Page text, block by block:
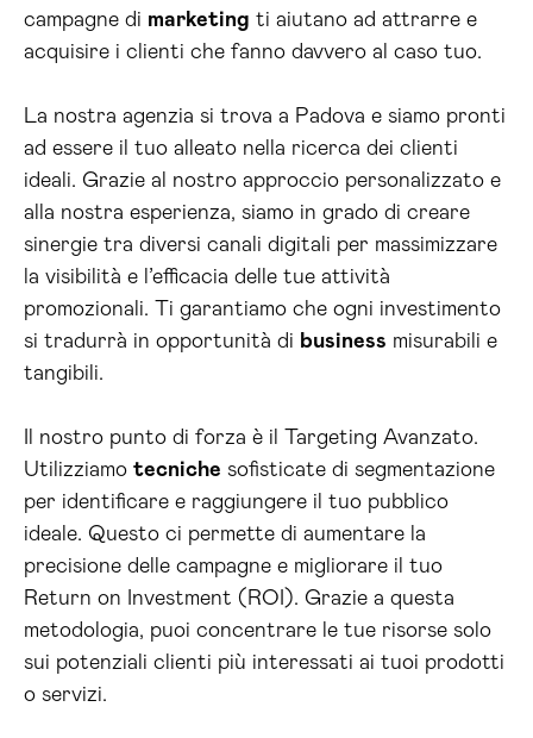
campagne di marketing ti aiutano ad attrarre e
acquisire i clienti che fanno davvero al caso tuo.
La nostra agenzia si trova a Padova e siamo pronti
ad essere il tuo alleato nella ricerca dei clienti
ideali. Grazie al nostro approccio personalizzato e
alla nostra esperienza, siamo in grado di creare
sinergie tra diversi canali digitali per massimizzare
la visibilità e l’efficacia delle tue attività
promozionali. Ti garantiamo che ogni investimento
si tradurrà in opportunità di business misurabili e
tangibili.
Il nostro punto di forza è il Targeting Avanzato.
Utilizziamo tecniche sofisticate di segmentazione
per identificare e raggiungere il tuo pubblico
ideale. Questo ci permette di aumentare la
precisione delle campagne e migliorare il tuo
Return on Investment (ROI). Grazie a questa
metodologia, puoi concentrare le tue risorse solo
sui potenziali clienti più interessati ai tuoi prodotti
o servizi.